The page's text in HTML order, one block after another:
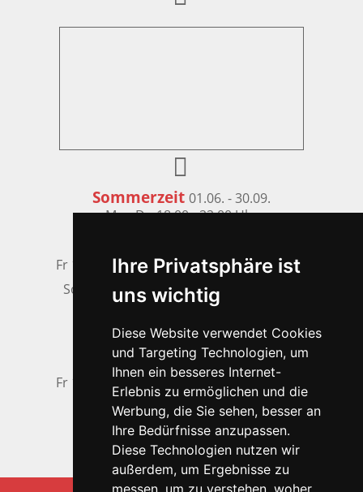
Ihre Privatsphäre ist
uns wichtig
Diese Website verwendet Cookies
und Targeting Technologien, um
Ihnen ein besseres Internet-
Erlebnis zu ermöglichen und die
Werbung, die Sie sehen, besser an
Ihre Bedürfnisse anzupassen.
Diese Technologien nutzen wir
außerdem, um Ergebnisse zu
messen, um zu verstehen, woher
Sommerzeit 01.06. - 30.09.
Mo - Do 18.00 - 22.00 Uhr
Fr 16.00 - 00.00 Uhr | Sa 14.00 - 00.00 Uhr
So 11.00 - 13.00 Uhr + 16.00 - 22.00 Uhr
Mo - Do 17.00 - 22.00 Uhr
Dienstag + Mittwoch Ruhetag
Fr 16.00 - 00.00 Uhr | Sa 14.00 - 00.00 Uhr
So 11.00 - 22.00 Uhr
und nach Absprache